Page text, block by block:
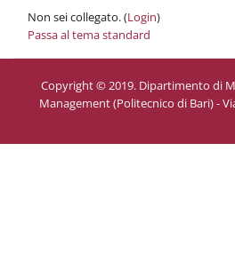
Non sei collegato. (Login)
Passa al tema standard
Copyright © 2019. Dipartimento di
Management (Politecnico di Bari) -